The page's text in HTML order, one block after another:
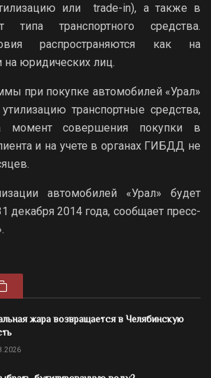
или trade-in), а также в
типа транспортного средства.
распространяются как на
на юридических лиц.
при покупке автомобилей «Урал»
транспортные средства,
момент совершения покупки в
и на учете в органах ГИБДД не
автомобилей «Урал» будет
декабря 2014 года, сообщает пресс-
жара возвращается в Челябинскую